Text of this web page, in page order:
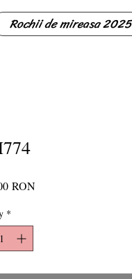
Rochii de mireasa 2025
RONPrice
*